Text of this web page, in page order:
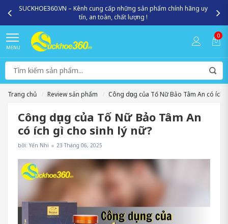
SUCKHOE360.VN – Kênh cung cấp những sản phẩm chính hãng uy
tín, an toàn, chất lượng !
MENU
0
Trang chủ Review sản phẩm Công dụng của Tố Nữ Bảo Tâm An có ích
Công dụng của Tố Nữ Bảo Tâm An
có ích gì cho sinh lý nữ?
bởi: Yến Nhi 23 Tháng 06, 2025